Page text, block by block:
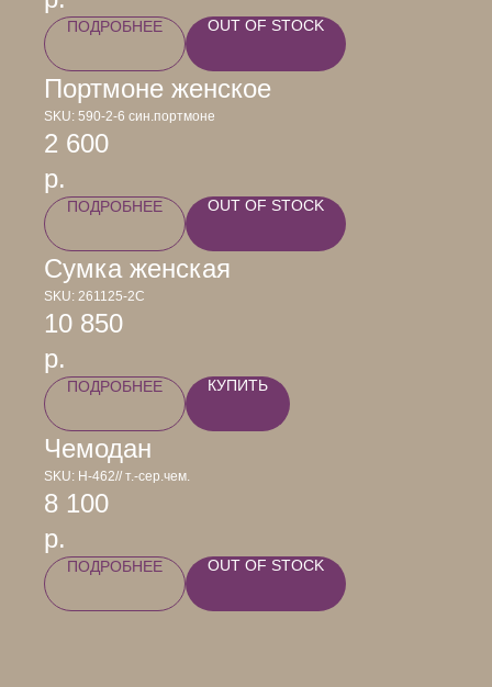
ПОДРОБНЕЕ OUT OF STOCK
Портмоне женское
SKU: 590-2-6 син.портмоне
2 600
р.
ПОДРОБНЕЕ OUT OF STOCK
Сумка женская
SKU: 261125-2С
10 850
р.
ПОДРОБНЕЕ КУПИТЬ
Чемодан
SKU: Н-462// т.-сер.чем.
8 100
р.
ПОДРОБНЕЕ OUT OF STOCK